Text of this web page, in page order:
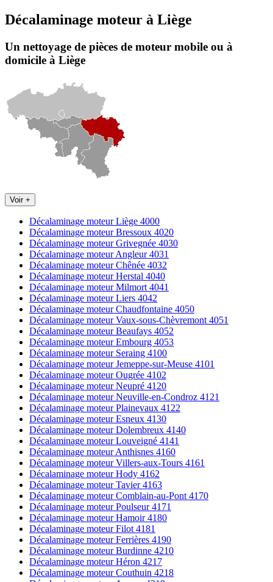
Décalaminage moteur à Liège
Un nettoyage de pièces de moteur mobile ou à
domicile à Liège
Voir +
Décalaminage moteur Liège 4000
Décalaminage moteur Bressoux 4020
Décalaminage moteur Grivegnée 4030
Décalaminage moteur Angleur 4031
Décalaminage moteur Chênée 4032
Décalaminage moteur Herstal 4040
Décalaminage moteur Milmort 4041
Décalaminage moteur Liers 4042
Décalaminage moteur Chaudfontaine 4050
Décalaminage moteur Vaux-sous-Chèvremont 4051
Décalaminage moteur Beaufays 4052
Décalaminage moteur Embourg 4053
Décalaminage moteur Seraing 4100
Décalaminage moteur Jemeppe-sur-Meuse 4101
Décalaminage moteur Ougrée 4102
Décalaminage moteur Neupré 4120
Décalaminage moteur Neuville-en-Condroz 4121
Décalaminage moteur Plainevaux 4122
Décalaminage moteur Esneux 4130
Décalaminage moteur Dolembreux 4140
Décalaminage moteur Louveigné 4141
Décalaminage moteur Anthisnes 4160
Décalaminage moteur Villers-aux-Tours 4161
Décalaminage moteur Hody 4162
Décalaminage moteur Tavier 4163
Décalaminage moteur Comblain-au-Pont 4170
Décalaminage moteur Poulseur 4171
Décalaminage moteur Hamoir 4180
Décalaminage moteur Filot 4181
Décalaminage moteur Ferrières 4190
Décalaminage moteur Burdinne 4210
Décalaminage moteur Héron 4217
Décalaminage moteur Couthuin 4218